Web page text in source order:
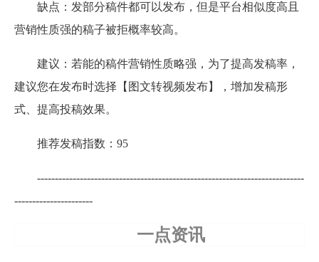
缺点：发部分稿件都可以发布，但是平台相似度高且
营销性质强的稿子被拒概率较高。
建议：若能的稿件营销性质略强，为了提高发稿率，
建议您在发布时选择【图文转视频发布】，增加发稿形
式、提高投稿效果。
推荐发稿指数：95
---------------------------------------------------------------------------
----------------------
一点资讯